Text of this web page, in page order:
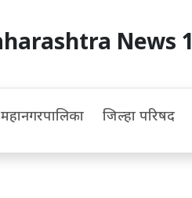
News 1
महानगरपालिका जिल्हा परिषद